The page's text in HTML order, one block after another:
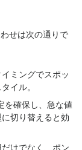
せは次の通りで
ミングでスポッ
イル。
を確保し、急な値
切り替えると効
だけでなく、ポン